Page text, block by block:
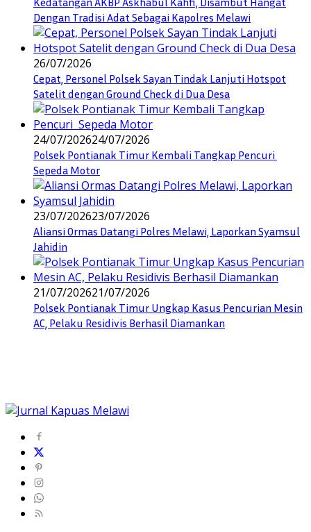
Dengan Tradisi Adat Sebagai Kapolres Melawi
26/07/2026
Cepat, Personel Polsek Sayan Tindak Lanjuti Hotspot
Satelit dengan Ground Check di Dua Desa
24/07/202624/07/2026
Polsek Pontianak Timur Kembali Tangkap Pencuri
Sepeda Motor
23/07/202623/07/2026
Aliansi Ormas Datangi Polres Melawi, Laporkan Syamsul
Jahidin
21/07/202621/07/2026
Polsek Pontianak Timur Ungkap Kasus Pencurian Mesin
AC, Pelaku Residivis Berhasil Diamankan